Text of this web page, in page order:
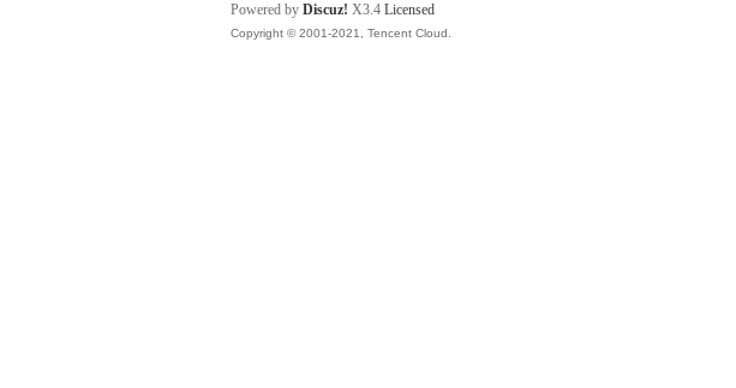
Powered by Discuz! X3.4 Licensed
Copyright © 2001-2021, Tencent Cloud.